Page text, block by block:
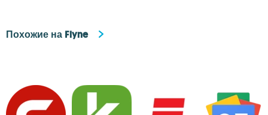
Похожие на Flyne